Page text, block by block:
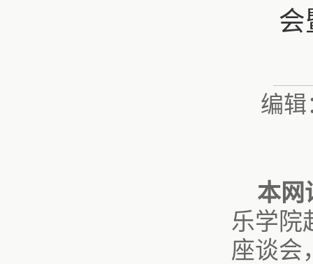
会
编辑
本网
乐学院
座谈会